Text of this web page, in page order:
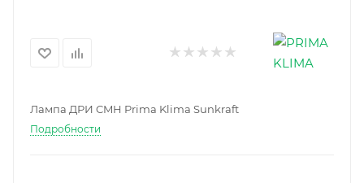
Лампа ДРИ CMH Prima Klima Sunkraft
Подробности